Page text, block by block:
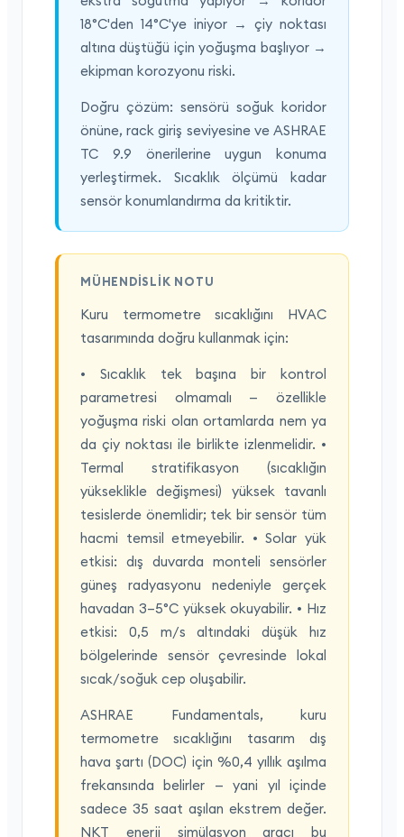
18°C'den 14°C'ye iniyor → çiy noktası
altına düştüğü için yoğuşma başlıyor →
ekipman korozyonu riski.
Doğru çözüm: sensörü soğuk koridor
önüne, rack giriş seviyesine ve ASHRAE
TC 9.9 önerilerine uygun konuma
yerleştirmek. Sıcaklık ölçümü kadar
sensör konumlandırma da kritiktir.
MÜHENDISLIK NOTU
Kuru termometre sıcaklığını HVAC
tasarımında doğru kullanmak için:
• Sıcaklık tek başına bir kontrol
parametresi olmamalı — özellikle
yoğuşma riski olan ortamlarda nem ya
da çiy noktası ile birlikte izlenmelidir. •
Termal stratifikasyon (sıcaklığın
yükseklikle değişmesi) yüksek tavanlı
tesislerde önemlidir; tek bir sensör tüm
hacmi temsil etmeyebilir. • Solar yük
etkisi: dış duvarda monteli sensörler
güneş radyasyonu nedeniyle gerçek
havadan 3–5°C yüksek okuyabilir. • Hız
etkisi: 0,5 m/s altındaki düşük hız
bölgelerinde sensör çevresinde lokal
sıcak/soğuk cep oluşabilir.
ASHRAE Fundamentals, kuru
termometre sıcaklığını tasarım dış
hava şartı (DOC) için %0,4 yıllık aşılma
frekansında belirler — yani yıl içinde
sadece 35 saat aşılan ekstrem değer.
NKT enerji simülasyon aracı bu